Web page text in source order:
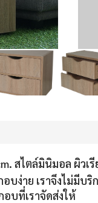
สไตล์มินิมอล ผิวเ
ง่าย เราจึงไม่มีบริ
บที่เราจัดส่งให้